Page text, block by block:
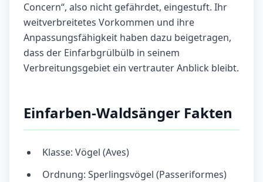
Concern“, also nicht gefährdet, eingestuft. Ihr
weitverbreitetes Vorkommen und ihre
Anpassungsfähigkeit haben dazu beigetragen,
dass der Einfarbgrülbülb in seinem
Verbreitungsgebiet ein vertrauter Anblick bleibt.
Einfarben-Waldsänger Fakten
Klasse: Vögel (Aves)
Ordnung: Sperlingsvögel (Passeriformes)